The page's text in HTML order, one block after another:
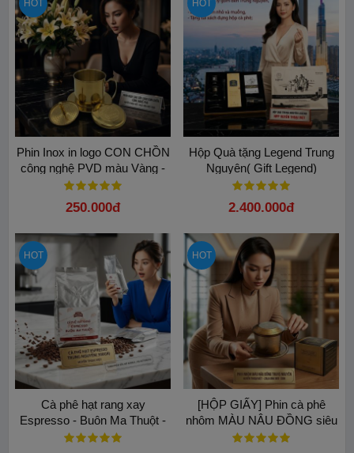
HOT
Phin Inox in logo CON CHỒN
công nghệ PVD màu Vàng -
Đẳng cấp và Sang trọng
250.000đ
HOT
Hộp Quà tặng Legend Trung
Nguyên( Gift Legend)
2.400.000đ
HOT
Cà phê hạt rang xay
Espresso - Buôn Ma Thuột -
500gram: Bí quyết pha máy
HOT
[HỘP GIẤY] Phin cà phê
nhôm MÀU NÂU ĐỒNG siêu
đẹp Trung Nguyên Legend